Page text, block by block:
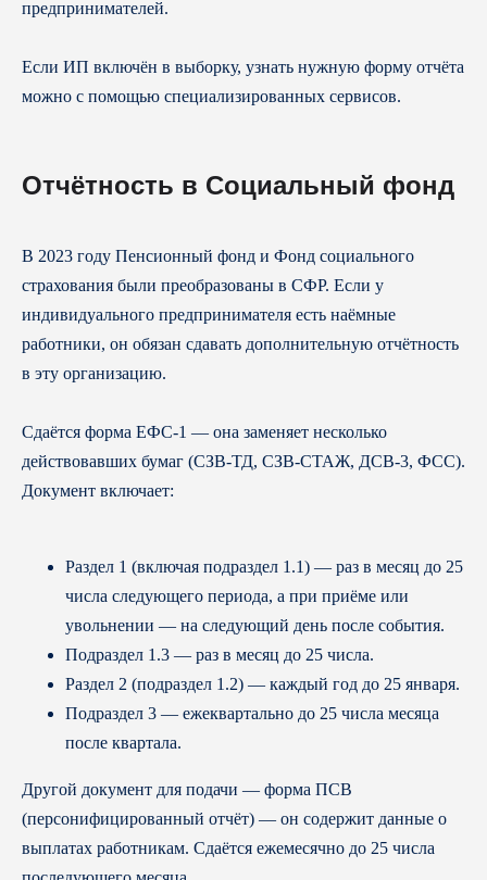
предпринимателей.
Если ИП включён в выборку, узнать нужную форму отчёта
можно с помощью специализированных сервисов.
Отчётность в Социальный фонд
В 2023 году Пенсионный фонд и Фонд социального
страхования были преобразованы в СФР. Если у
индивидуального предпринимателя есть наёмные
работники, он обязан сдавать дополнительную отчётность
в эту организацию.
Сдаётся форма ЕФС-1 — она заменяет несколько
действовавших бумаг (СЗВ-ТД, СЗВ-СТАЖ, ДСВ-3, ФСС).
Документ включает:
Раздел 1 (включая подраздел 1.1) — раз в месяц до 25
числа следующего периода, а при приёме или
увольнении — на следующий день после события.
Подраздел 1.3 — раз в месяц до 25 числа.
Раздел 2 (подраздел 1.2) — каждый год до 25 января.
Подраздел 3 — ежеквартально до 25 числа месяца
после квартала.
Другой документ для подачи — форма ПСВ
(персонифицированный отчёт) — он содержит данные о
выплатах работникам. Сдаётся ежемесячно до 25 числа